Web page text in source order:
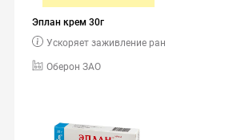
Эплан крем 30г
Оберон ЗАО
Ускоряет заживление ран